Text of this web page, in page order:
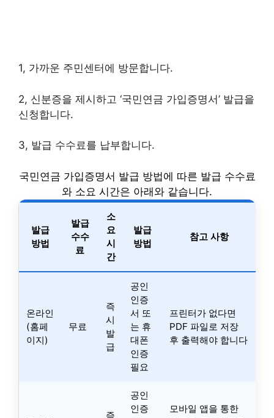
1, 가까운 주민센터에 방문합니다.
2, 신분증을 제시하고 ‘국민연금 가입증명서’ 발급을
신청합니다.
3, 발급 수수료를 납부합니다.
국민연금 가입증명서 발급 방법에 따른 발급 수수료
와 소요 시간은 아래와 같습니다.
발급
방법
발급
수수
료
소
요
시
간
발급
방법
참고 사항
온라인
(홈페
이지)
무료
즉
시
발
급
공인
인증
서 또
는 휴
대폰
인증
필요
프린터가 없다면
PDF 파일로 저장
후 출력해야 합니다
즉
공인
인증
모바일 앱을 통한